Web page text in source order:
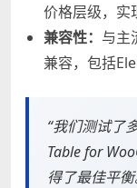
价格层级，实
兼容性： 与主
兼容，包括
“我们测试了
Table for
得了最佳平